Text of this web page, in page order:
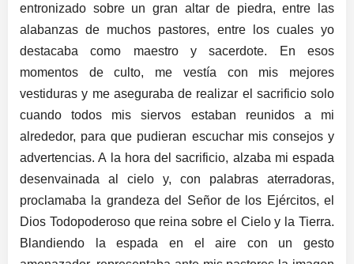
entronizado sobre un gran altar de piedra, entre las
alabanzas de muchos pastores, entre los cuales yo
destacaba como maestro y sacerdote. En esos
momentos de culto, me vestía con mis mejores
vestiduras y me aseguraba de realizar el sacrificio solo
cuando todos mis siervos estaban reunidos a mi
alrededor, para que pudieran escuchar mis consejos y
advertencias. A la hora del sacrificio, alzaba mi espada
desenvainada al cielo y, con palabras aterradoras,
proclamaba la grandeza del Señor de los Ejércitos, el
Dios Todopoderoso que reina sobre el Cielo y la Tierra.
Blandiendo la espada en el aire con un gesto